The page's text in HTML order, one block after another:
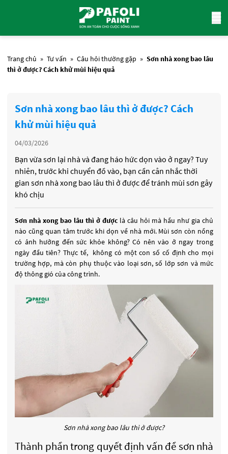
Trang chủ » Tư vấn » Câu hỏi thường gặp » Sơn nhà xong bao lâu
thì ở được? Cách khử mùi hiệu quả
Sơn nhà xong bao lâu thì ở được? Cách
khử mùi hiệu quả
04/03/2026
Bạn vừa sơn lại nhà và đang háo hức dọn vào ở ngay? Tuy
nhiên, trước khi chuyển đồ vào, bạn cần cân nhắc thời
gian sơn nhà xong bao lâu thì ở được để tránh mùi sơn gây
khó chịu
Sơn nhà xong bao lâu thì ở được là câu hỏi mà hầu như gia chủ
nào cũng quan tâm trước khi dọn về nhà mới. Mùi sơn còn nồng
có ảnh hưởng đến sức khỏe không? Có nên vào ở ngay trong
ngày đầu tiên? Thực tế, không có một con số cố định cho mọi
trường hợp, mà còn phụ thuộc vào loại sơn, số lớp sơn và mức
độ thông gió của công trình.
Sơn nhà xong bao lâu thì ở được?
Thành phần trong quyết định vấn đề sơn nhà